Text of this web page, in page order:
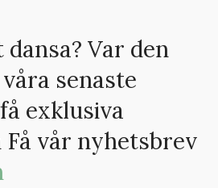
Var den
senaste
exklusiva
vår nyhetsbrev